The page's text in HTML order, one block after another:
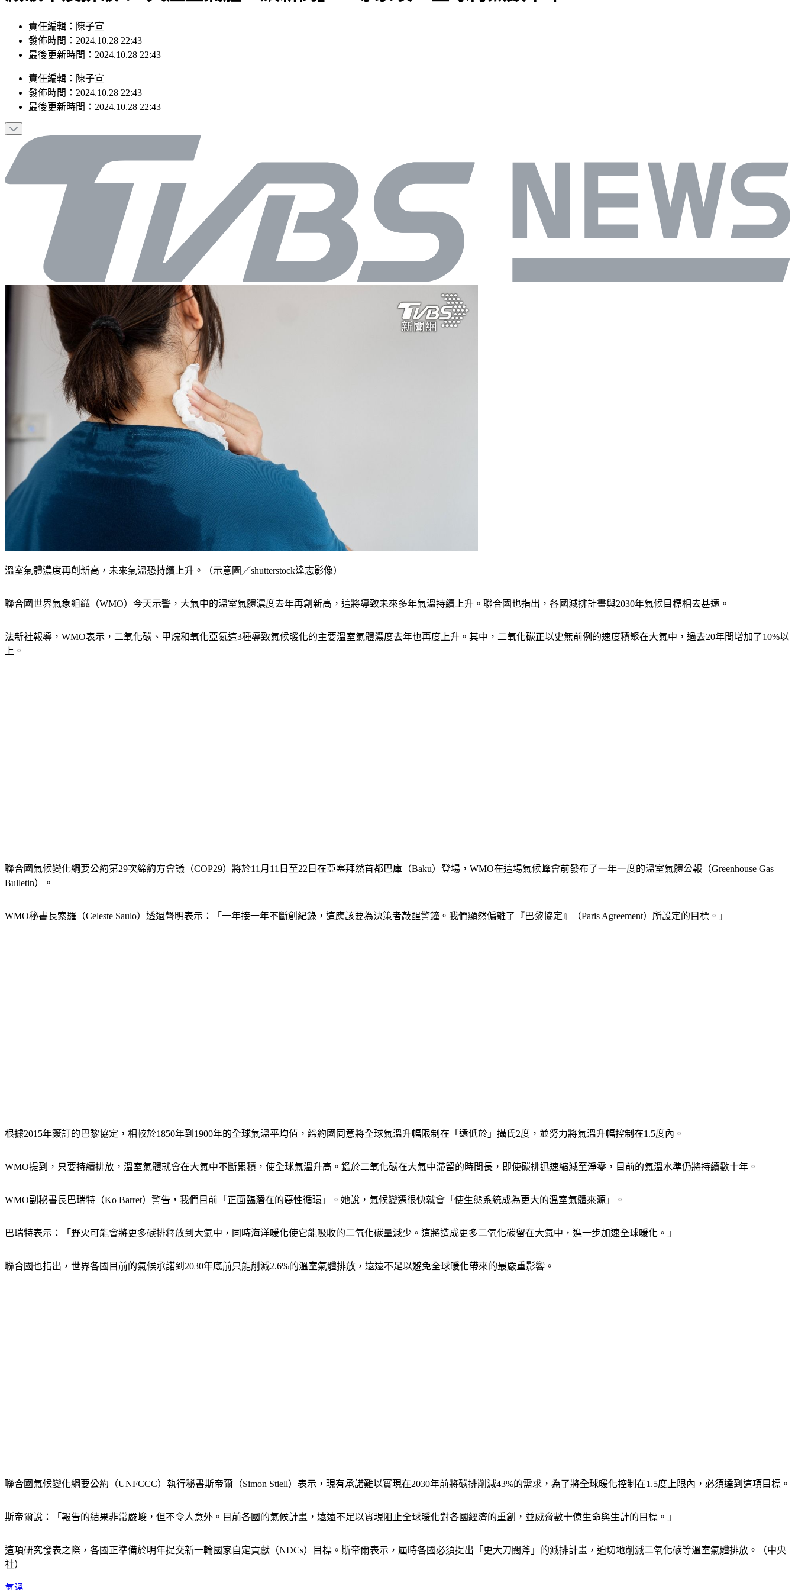
責任編輯：陳子宣
發佈時間：2024.10.28 22:43
最後更新時間：2024.10.28 22:43
責任編輯 ： 陳子宣
發佈時間： 2024.10.28 22:43
最後更新時間： 2024.10.28 22:43
溫室氣體濃度再創新高，未來氣溫恐持續上升。（示意圖／shutterstock達志影像）
聯合國世界氣象組織（WMO）今天示警，大氣中的溫室氣體濃度去年再創新高，這將導致未來多年氣溫持續上升。聯合國也指出，各國減排計畫與2030年氣候目標相去甚遠。
法新社報導，WMO表示，二氧化碳、甲烷和氧化亞氮這3種導致氣候暖化的主要溫室氣體濃度去年也再度上升。其中，二氧化碳正以史無前例的速度積聚在大氣中，過去20年間增加了10%以
上。
聯合國氣候變化綱要公約第29次締約方會議（COP29）將於11月11日至22日在亞塞拜然首都巴庫（Baku）登場，WMO在這場氣候峰會前發布了一年一度的溫室氣體公報（Greenhouse Gas
Bulletin）。
WMO秘書長索羅（Celeste Saulo）透過聲明表示：「一年接一年不斷創紀錄，這應該要為決策者敲醒警鐘。我們顯然偏離了『巴黎協定』（Paris Agreement）所設定的目標。」
根據2015年簽訂的巴黎協定，相較於1850年到1900年的全球氣溫平均值，締約國同意將全球氣溫升幅限制在「遠低於」攝氏2度，並努力將氣溫升幅控制在1.5度內。
WMO提到，只要持續排放，溫室氣體就會在大氣中不斷累積，使全球氣溫升高。鑑於二氧化碳在大氣中滯留的時間長，即使碳排迅速縮減至淨零，目前的氣溫水準仍將持續數十年。
WMO副秘書長巴瑞特（Ko Barret）警告，我們目前「正面臨潛在的惡性循環」。她說，氣候變遷很快就會「使生態系統成為更大的溫室氣體來源」。
巴瑞特表示：「野火可能會將更多碳排釋放到大氣中，同時海洋暖化使它能吸收的二氧化碳量減少。這將造成更多二氧化碳留在大氣中，進一步加速全球暖化。」
聯合國也指出，世界各國目前的氣候承諾到2030年底前只能削減2.6%的溫室氣體排放，遠遠不足以避免全球暖化帶來的最嚴重影響。
聯合國氣候變化綱要公約（UNFCCC）執行秘書斯帝爾（Simon Stiell）表示，現有承諾難以實現在2030年前將碳排削減43%的需求，為了將全球暖化控制在1.5度上限內，必須達到這項目標。
斯帝爾說：「報告的結果非常嚴峻，但不令人意外。目前各國的氣候計畫，遠遠不足以實現阻止全球暖化對各國經濟的重創，並威脅數十億生命與生計的目標。」
這項研究發表之際，各國正準備於明年提交新一輪國家自定貢獻（NDCs）目標。斯帝爾表示，屆時各國必須提出「更大刀闊斧」的減排計畫，迫切地削減二氧化碳等溫室氣體排放。（中央
社）
氣溫